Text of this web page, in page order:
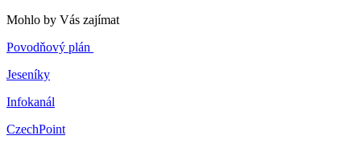
Mohlo by Vás zajímat
Povodňový plán
Jeseníky
Infokanál
CzechPoint